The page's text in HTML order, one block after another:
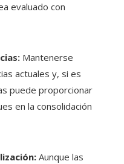
evaluado con
Mantenerse
actuales y, si es
puede proporcionar
en la consolidación
Aunque las